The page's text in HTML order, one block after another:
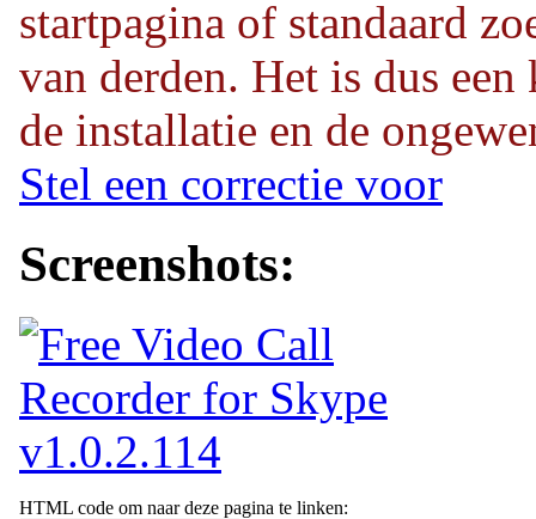
startpagina of standaard
van derden. Het is dus
de installatie en de
Stel een correctie voor
Screenshots:
HTML code om naar deze pagina te linken: